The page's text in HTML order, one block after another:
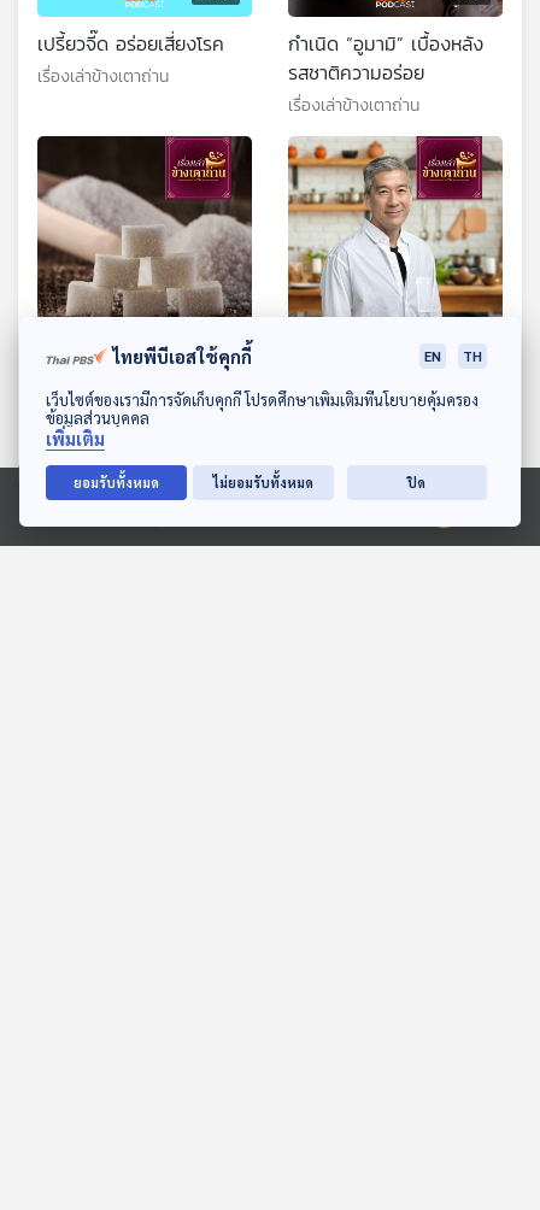
ดาวน์โหลด Thai PBS Podcast Application
Ⓒ 2020 องค์การกระจายเสียงและแพร่ภาพสาธารณะแห่งประเทศไทย
เปรี้ยวจี๊ด อร่อยเสี่ยงโรค
เรื่องเล่าข้างเตาถ่าน
กำเนิด “อูมามิ” เบื้องหลัง
รสชาติความอร่อย
เรื่องเล่าข้างเตาถ่าน
ภัยจากความหวานในอาหาร
เรื่องเล่าข้างเตาถ่าน
“สุขภาพดี เริ่มต้นที่ครัวใน
บ้าน” กับเชฟพล ตัณฑส
ตอนที่เกี่ยวข้อง
ไทยพีบีเอสใช้คุกกี้ EN TH
เว็บไซต์ของเรามีการจัดเก็บคุกกี้ โปรดศึกษาเพิ่มเติมที่นโยบายคุ้มครอง
ข้อมูลส่วนบุคคล
เพิ่มเติม
ยอมรับทั้งหมด ไม่ยอมรับทั้งหมด ปิด